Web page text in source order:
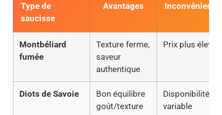
Type de
saucisse
Avantages Inconvénients
Montbéliard
fumée
Texture ferme,
saveur
authentique
Prix plus élevé
Diots de Savoie
Bon équilibre
goût/texture
Disponibilité
variable